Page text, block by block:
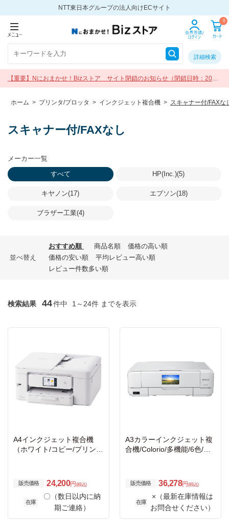
NTT東日本グループの法人向けECサイト
0
詳細検索
【重要】Nにおまかせ！Bizストア サイト閉鎖のお知らせ（閉鎖日時：2026
年9月30日 17:00）
ホーム > プリンタ/プロッタ > インクジェット複合機 > スキャナー付/FAXな
スキャナー付/FAXなし
メーカー一覧
すべて
HP(Inc.)(5)
キヤノン(17) エプソン(18)
ブラザー工業(4)
並べ替え
おすすめ順 商品名順
価格の高い順
価格の安い順
平均レビュー高い順
レビュー件数多い順
検索結果 44件中 1～24件 までを表示
A4インクジェット複合機
（ホワイト/コピー/プリン
販売価格 24,200円 (税込)
在庫
〇（数日以内に納
期ご連絡）
A3カラーインクジェット複
合機/Colorio/多機能/6色/有
販売価格 36,278円 (税込)
在庫
×（最新在庫情報は
お問合せください）